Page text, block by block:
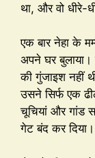
था, और वो धीरे-
एक बार नेहा के
अपने घर बुलाया।
की गुंजाइश नहीं
उसने सिर्फ एक
चूचियां और गांड
गेट बंद कर दिया।